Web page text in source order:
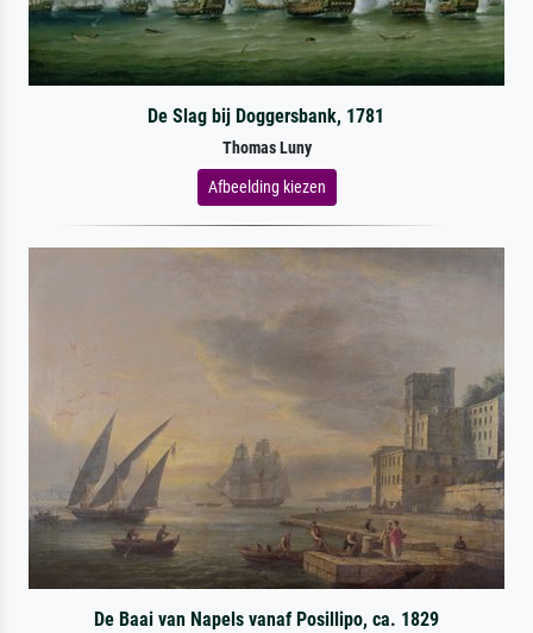
De Slag bij Doggersbank, 1781
Thomas Luny
Afbeelding kiezen
De Baai van Napels vanaf Posillipo, ca. 1829